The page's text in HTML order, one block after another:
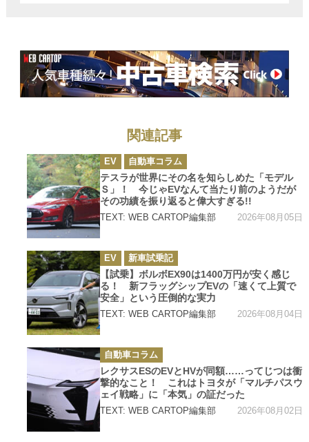
関連記事
カ
テ
ゴ
リ
ー
EV 自動車コラム
テスラが世界にその名を知らしめた「モデル
Ｓ」！ 今じゃEVなんて当たり前のようだが
その功績を振り返ると偉大すぎる!!
TEXT: WEB CARTOP編集部 2026年08月05日
カ
テ
ゴ
リ
ー
EV 新車試乗記
【試乗】ボルボEX90は1400万円が安く感じ
る！ 新フラッグシップEVの「速くて上質で
安全」という圧倒的な実力
TEXT: WEB CARTOP編集部 2026年08月04日
カ
テ
ゴ
リ
ー
自動車コラム
レクサスESのEVとHVが同額……ってじつは衝
撃的なこと！ これはトヨタが「マルチパスウ
ェイ戦略」に「本気」の証だった
TEXT: WEB CARTOP編集部 2026年08月02日